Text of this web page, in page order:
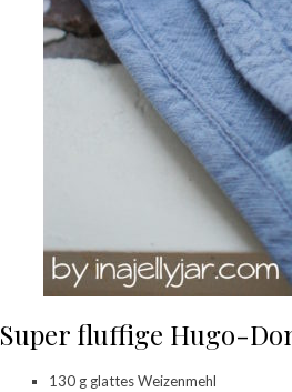
Super fluffige Hugo-
130 g glattes Weizenmehl